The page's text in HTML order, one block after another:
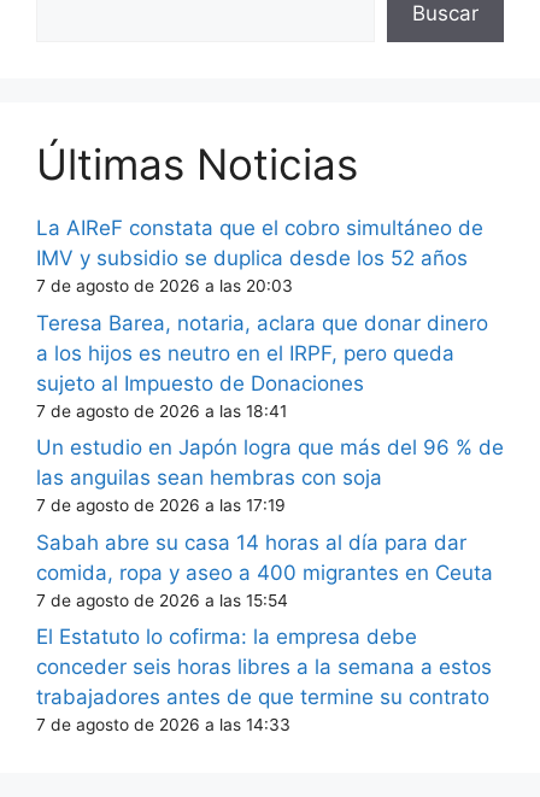
Buscar
Últimas Noticias
La AIReF constata que el cobro simultáneo de
IMV y subsidio se duplica desde los 52 años
7 de agosto de 2026 a las 20:03
Teresa Barea, notaria, aclara que donar dinero
a los hijos es neutro en el IRPF, pero queda
sujeto al Impuesto de Donaciones
7 de agosto de 2026 a las 18:41
Un estudio en Japón logra que más del 96 % de
las anguilas sean hembras con soja
7 de agosto de 2026 a las 17:19
Sabah abre su casa 14 horas al día para dar
comida, ropa y aseo a 400 migrantes en Ceuta
7 de agosto de 2026 a las 15:54
El Estatuto lo cofirma: la empresa debe
conceder seis horas libres a la semana a estos
trabajadores antes de que termine su contrato
7 de agosto de 2026 a las 14:33